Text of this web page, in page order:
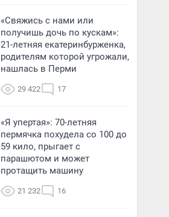
«Свяжись с нами или
получишь дочь по кускам»:
21-летняя екатеринбурженка,
родителям которой угрожали,
нашлась в Перми
29 422 17
«Я упертая»: 70-летняя
пермячка похудела со 100 до
59 кило, прыгает с
парашютом и может
протащить машину
21 232 16